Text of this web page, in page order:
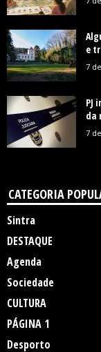
e
7
PJ
da
7
CATEGORIA
Sintra
DESTAQUE
Agenda
Sociedade
CULTURA
PÁGINA 1
Desporto